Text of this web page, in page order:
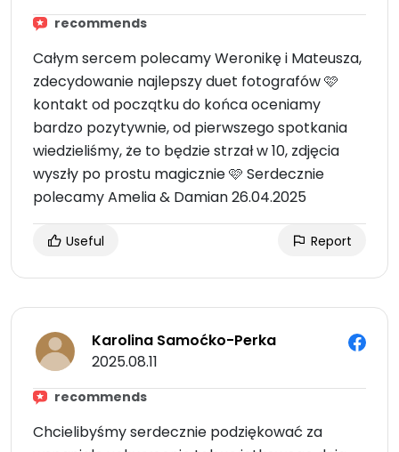
recommends
Całym sercem polecamy Weronikę i Mateusza,
zdecydowanie najlepszy duet fotografów 🩷
kontakt od początku do końca oceniamy
bardzo pozytywnie, od pierwszego spotkania
wiedzieliśmy, że to będzie strzał w 10, zdjęcia
wyszły po prostu magicznie 🩷 Serdecznie
polecamy Amelia & Damian 26.04.2025
Useful Report
Karolina Samoćko-Perka
2025.08.11
recommends
Chcielibyśmy serdecznie podziękować za